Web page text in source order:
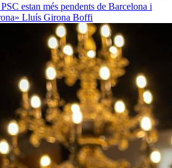
estan més pendents de Barcelona i
Lluís Girona Boffi